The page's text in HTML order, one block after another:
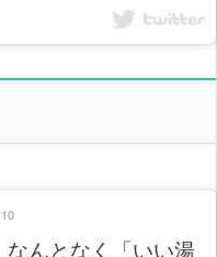
んとなく「いい湯